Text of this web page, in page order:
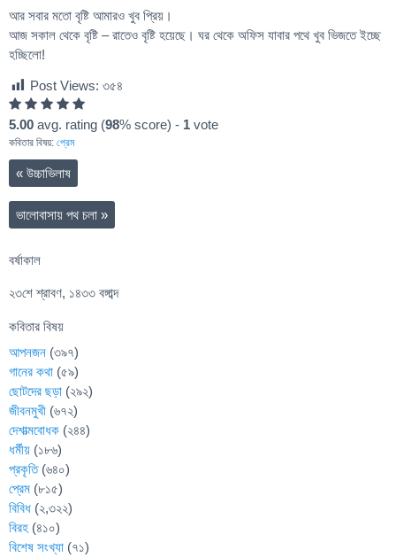
আর সবার মতো বৃষ্টি আমারও খুব প্রিয়।
আজ সকাল থেকে বৃষ্টি – রাতেও বৃষ্টি হয়েছে। ঘর থেকে অফিস যাবার পথে খুব ভিজতে ইচ্ছে
হচ্ছিলো!
Post Views: ৩৫৪
5.00 avg. rating (98% score) - 1 vote
কবিতার বিষয়: প্রেম
« উচ্চাভিলাষ
ভালোবাসায় পথ চলা »
বর্ষাকাল
২৩শে শ্রাবণ, ১৪৩৩ বঙ্গাব্দ
কবিতার বিষয়
আপনজন (৩৯৭)
গানের কথা (৫৯)
ছোটদের ছড়া (২৯২)
জীবনমুখী (৬৭২)
দেশাত্মবোধক (২৪৪)
ধর্মীয় (১৮৬)
প্রকৃতি(৬৪০)
প্রেম (৮১৫)
বিবিধ (২,৩২২)
বিরহ (৪১০)
বিশেষ সংখ্যা (৭১)